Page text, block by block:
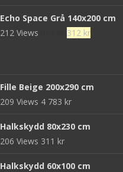
Echo Space Grå 140x200 cm
212 Views
Det
952 kr.
312 krDet
312 kr.
Fille Beige 200x290 cm
209 Views 4 783 kr
Halkskydd 80x230 cm
206 Views 311 kr
Halkskydd 60x100 cm